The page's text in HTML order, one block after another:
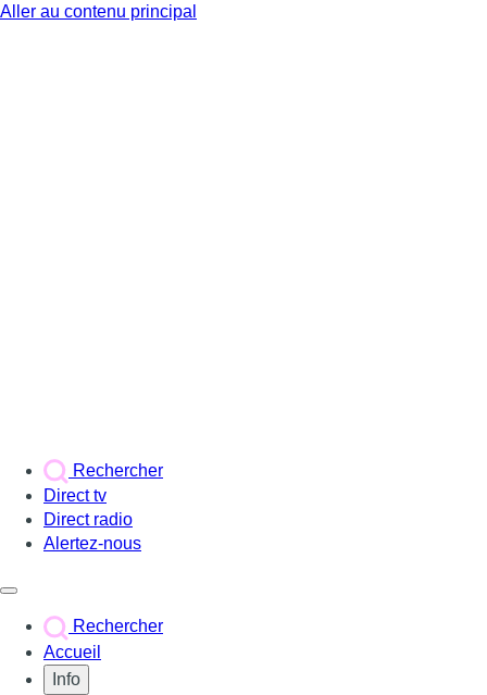
Aller au contenu principal
Rechercher
Direct tv
Direct radio
Alertez-nous
Rechercher
Accueil
Info